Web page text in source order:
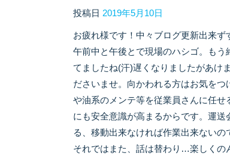
投稿日 2019年5月10日
お疲れ様です！中々ブログ更新出来
午前中と午後とで現場のハシゴ。も
てましたね(汗)遅くなりましたがあけ
ださいませ。向かわれる方はお気を
や油系のメンテ等を従業員さんに任
にも安全意識が高まるからです。運
る、移動出来なければ作業出来ないの
それではまた、話は替わり…楽しくの